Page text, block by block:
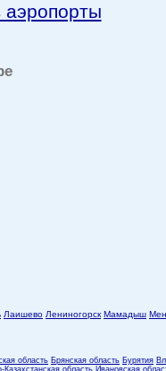
Лаишево Лениногорск Мамадыш
область Брянская область Бурятия
Казахстанская область Ивановская